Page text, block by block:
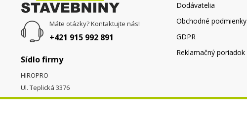
Máte otázky? Kontaktujte nás!
+421 915 992 891
Sídlo firmy
HIROPRO
Ul. Teplická 3376
058 01Poprad
Dodávatelia
Obchodné podmienky
GDPR
Reklamačný poriadok